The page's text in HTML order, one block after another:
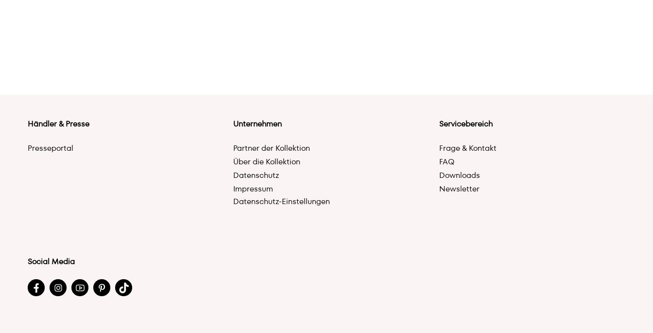
Händler & Presse
Presseportal
Unternehmen
Partner der Kollektion
Über die Kollektion
Datenschutz
Impressum
Datenschutz-Einstellungen
Servicebereich
Frage & Kontakt
FAQ
Downloads
Newsletter
Social Media